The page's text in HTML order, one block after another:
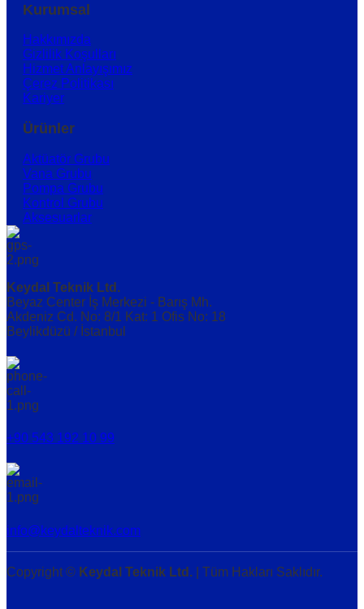
Kurumsal
Hakkımızda
Gizlilik Koşulları
Hizmet Anlayışımız
Çerez Politikası
Kariyer
Ürünler
Aktüatör Grubu
Vana Grubu
Pompa Grubu
Kontrol Grubu
Aksesuarlar
Keydal Teknik Ltd.
Beyaz Center İş Merkezi - Barış Mh.
Akdeniz Cd. No: 8/1 Kat: 1 Ofis No: 18
Beylikdüzü / İstanbul
+90 543 192 10 99
info@keydalteknik.com
Copyright © Keydal Teknik Ltd. | Tüm Hakları Saklıdır.